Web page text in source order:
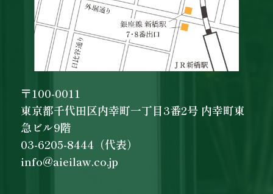
〒100-0011
東京都千代田区内幸町一丁目3番2号 内幸町東
急ビル9階
03-6205-8444（代表）
info@aieilaw.co.jp